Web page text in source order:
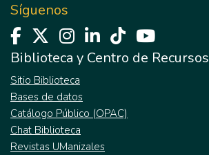
Síguenos
Biblioteca y Centro de Recursos
Sitio Biblioteca
Bases de datos
Catálogo Público (OPAC)
Chat Biblioteca
Revistas UManizales